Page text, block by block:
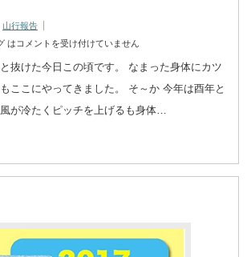
山行報告
はコメントを受け付けていません
抜けた今日この頃です。 なまった身体にカツ
ここにやってきました。 そ～か 今年は酉年と
が冷たくピッチを上げるも身体…